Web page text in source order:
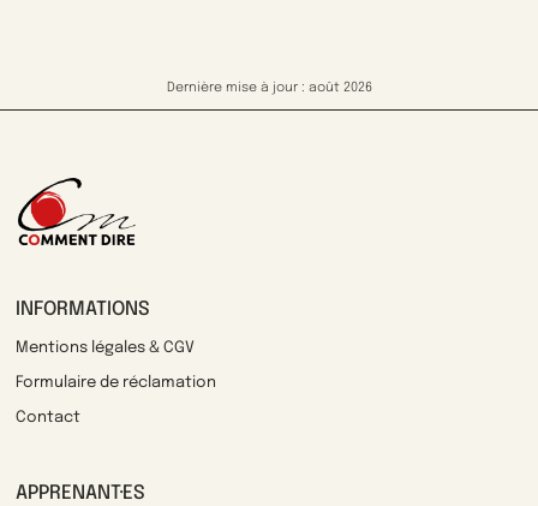
Dernière mise à jour : août 2026
INFORMATIONS
Mentions légales & CGV
Formulaire de réclamation
Contact
APPRENANT·ES